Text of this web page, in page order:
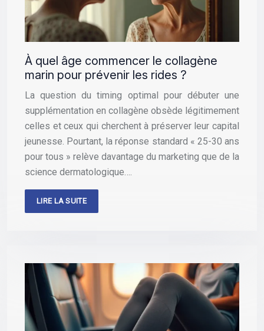
À quel âge commencer le collagène
marin pour prévenir les rides ?
La question du timing optimal pour débuter une
supplémentation en collagène obsède légitimement
celles et ceux qui cherchent à préserver leur capital
jeunesse. Pourtant, la réponse standard « 25-30 ans
pour tous » relève davantage du marketing que de la
science dermatologique….
LIRE LA SUITE